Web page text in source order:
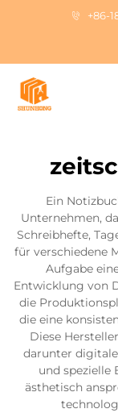
+86-
Ein
Unternehmen,
Schreibhefte,
für verschiedene
Aufgabe
Entwicklung von
die
die eine
Diese
darunter
und spezielle
ästhetisch